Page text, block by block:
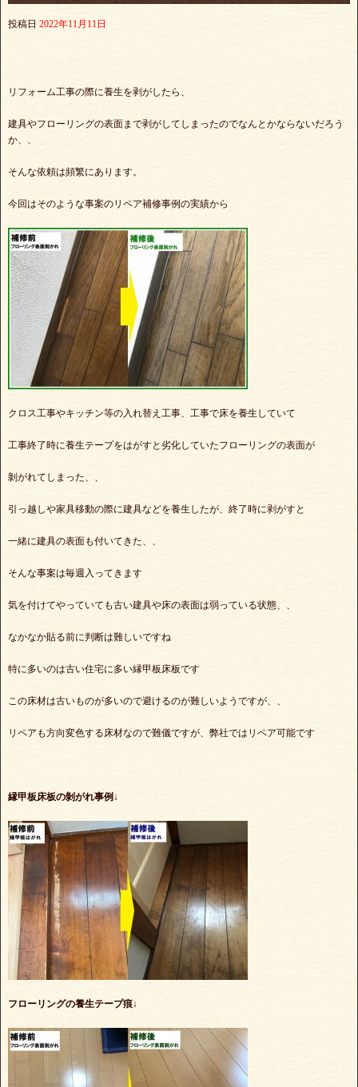
投稿日 2022年11月11日
リフォーム工事の際に養生を剥がしたら、
建具やフローリングの表面まで剥がしてしまったのでなんとかならないだろう
か、、
そんな依頼は頻繁にあります。
今回はそのような事案のリペア補修事例の実績から
クロス工事やキッチン等の入れ替え工事、工事で床を養生していて
工事終了時に養生テープをはがすと劣化していたフローリングの表面が
剝がれてしまった、、
引っ越しや家具移動の際に建具などを養生したが、終了時に剥がすと
一緒に建具の表面も付いてきた、、
そんな事案は毎週入ってきます
気を付けてやっていても古い建具や床の表面は弱っている状態、、
なかなか貼る前に判断は難しいですね
特に多いのは古い住宅に多い縁甲板床板です
この床材は古いものが多いので避けるのが難しいようですが、、
リペアも方向変色する床材なので難儀ですが、弊社ではリペア可能です
縁甲板床板の剝がれ事例↓
フローリングの養生テープ痕↓